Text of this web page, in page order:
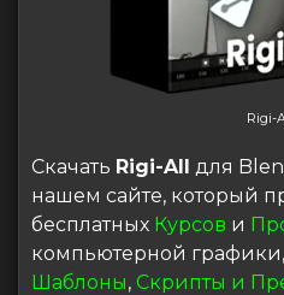
Rigi-
Скачать Rigi-All для
нашем сайте, который
бесплатных Курсов и
компьютерной графики,
Шаблоны, Скрипты и